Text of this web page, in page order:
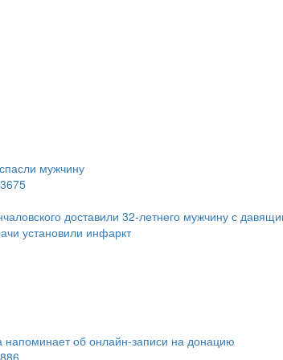
мужчину
доставили 32-летнего мужчину с
установили инфаркт
напоминает об онлайн-записи на донацию